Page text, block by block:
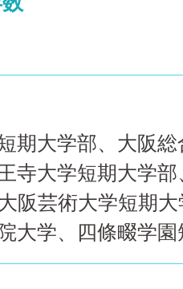
期大学部、大阪
寺大学短期大学
阪芸術大学短期
大学、四條畷学